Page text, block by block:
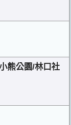
熊公園/林口社